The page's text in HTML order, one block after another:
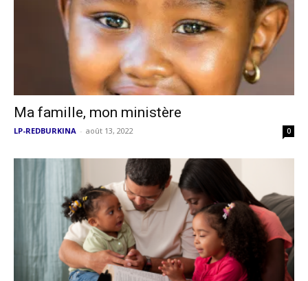
Ma famille, mon ministère
LP-REDBURKINA - août 13, 2022 0